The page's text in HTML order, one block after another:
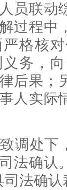
员联动
过程中
格核
务，
后果；
人实际
调处下
法确认
司法确